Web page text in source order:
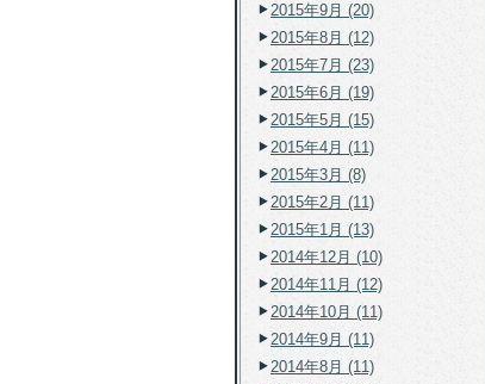
2015年9月 (20)
2015年8月 (12)
2015年7月 (23)
2015年6月 (19)
2015年5月 (15)
2015年4月 (11)
2015年3月 (8)
2015年2月 (11)
2015年1月 (13)
2014年12月 (10)
2014年11月 (12)
2014年10月 (11)
2014年9月 (11)
2014年8月 (11)